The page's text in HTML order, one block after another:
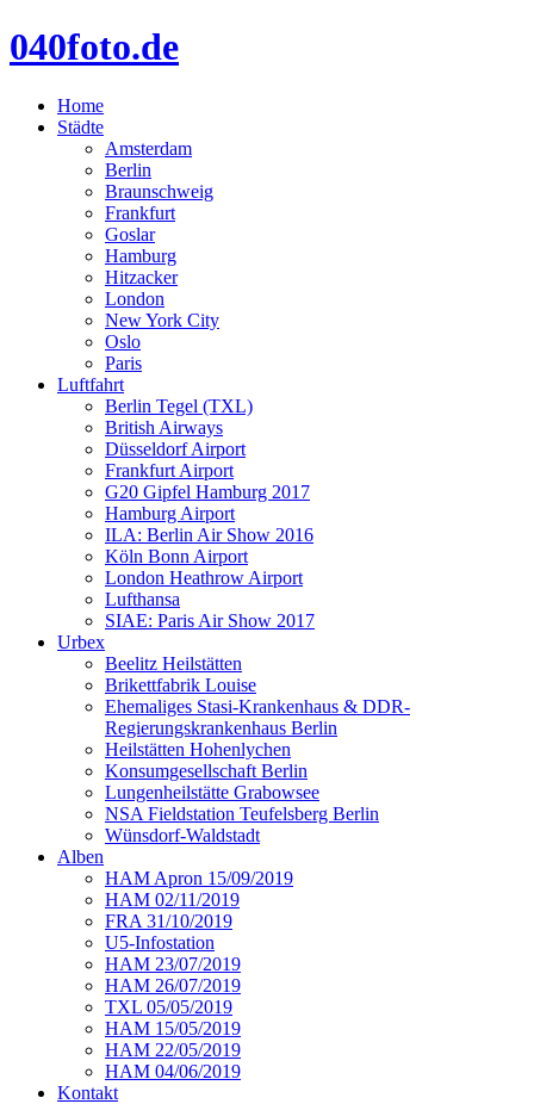
040foto.de
Home
Städte
Amsterdam
Berlin
Braunschweig
Frankfurt
Goslar
Hamburg
Hitzacker
London
New York City
Oslo
Paris
Luftfahrt
Berlin Tegel (TXL)
British Airways
Düsseldorf Airport
Frankfurt Airport
G20 Gipfel Hamburg 2017
Hamburg Airport
ILA: Berlin Air Show 2016
Köln Bonn Airport
London Heathrow Airport
Lufthansa
SIAE: Paris Air Show 2017
Urbex
Beelitz Heilstätten
Brikettfabrik Louise
Ehemaliges Stasi-Krankenhaus & DDR-
Regierungskrankenhaus Berlin
Heilstätten Hohenlychen
Konsumgesellschaft Berlin
Lungenheilstätte Grabowsee
NSA Fieldstation Teufelsberg Berlin
Wünsdorf-Waldstadt
Alben
HAM Apron 15/09/2019
HAM 02/11/2019
FRA 31/10/2019
U5-Infostation
HAM 23/07/2019
HAM 26/07/2019
TXL 05/05/2019
HAM 15/05/2019
HAM 22/05/2019
HAM 04/06/2019
Kontakt